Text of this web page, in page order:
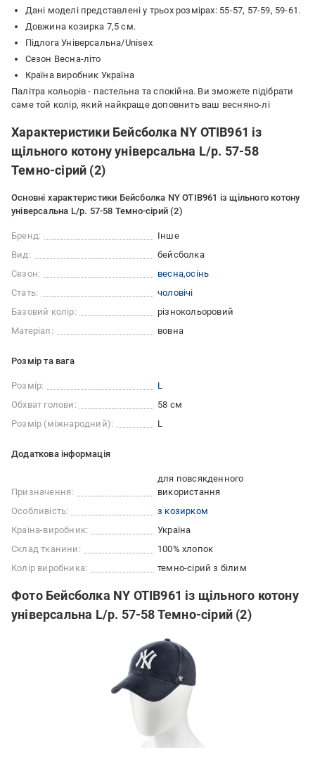
Дані моделі представлені у трьох розмірах: 55-57, 57-59, 59-61.
Довжина козирка 7,5 см.
Підлога Універсальна/Unisex
Сезон Весна-літо
Країна виробник Україна
Палітра кольорів - пастельна та спокійна. Ви зможете підібрати
саме той колір, який найкраще доповнить ваш весняно-лі
Характеристики Бейсболка NY OTIB961 із
щільного котону універсальна L/р. 57-58
Темно-сірий (2)
Основні характеристики Бейсболка NY OTIB961 із щільного котону
універсальна L/р. 57-58 Темно-сірий (2)
Бренд:
Інше
Вид:
бейсболка
Сезон:
весна осінь
Стать:
чоловічі
Базовий колір:
різнокольоровий
Матеріал:
вовна
Розмір та вага
Розмір:
L
Обхват голови:
58 см
Розмір (міжнародний):
L
Додаткова інформація
Призначення:
для повсякденного
використання
Особливість:
з козирком
Країна-виробник:
Україна
Склад тканини:
100% хлопок
Колір виробника:
темно-сірий з білим
Фото Бейсболка NY OTIB961 із щільного котону
універсальна L/р. 57-58 Темно-сірий (2)